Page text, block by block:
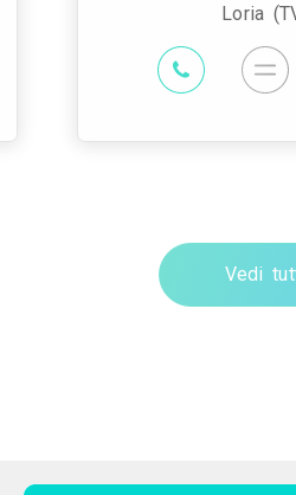
Loria
Vedi